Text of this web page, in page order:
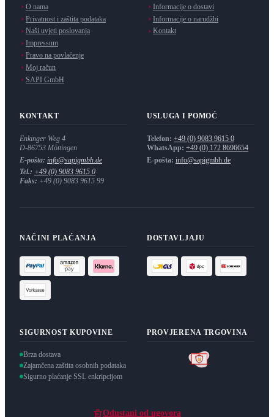
O nama
Privatnost i zaštita podataka
Naši uvjeti poslovanja
Impressum
Pravo na povlačenje
Moj račun
SAPI GmbH
Informacije o dostavi
Informacije o narudžbi
Kontakt
KONTAKT
Enkinger Weg 4
D-86753 Möttingen
E-pošta: info@sapigmbh.de
Tel.: +49 (0) 9083 9615 0
Faks: +49 (0) 9083 9615 99
USLUGA I POMOĆ
Telefon: +49 (0) 9083 9615 0
WhatsApp: +49 (0) 172 8696654
E-pošta: info@sapigmbh.de
NAČINI PLAĆANJA DOSTAVLJAJU
SIGURNOST KUPOVINE
Brza dostava
Zajamčena zaštita osobnih podataka
Sigurno plaćanje SSL enkripcijom
PROVJERENA TRGOVINA
Odustani od ugovora